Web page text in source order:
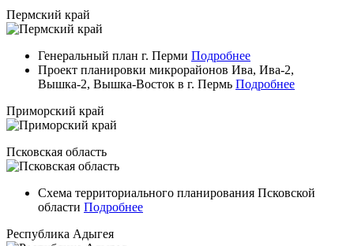
Пермский край
Генеральный план г. Перми Подробнее
Проект планировки микрорайонов Ива, Ива-2,
Вышка-2, Вышка-Восток в г. Пермь Подробнее
Приморский край
Псковская область
Схема территориального планирования Псковской
области Подробнее
Республика Адыгея